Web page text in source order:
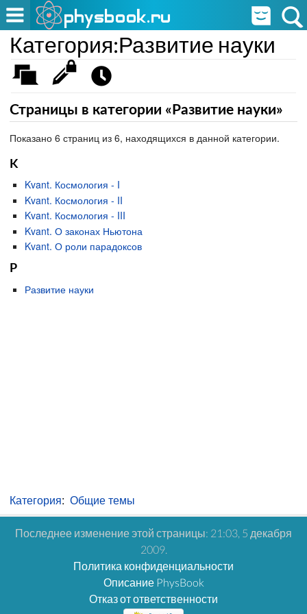
Категория:Развитие науки
Страницы в категории «Развитие науки»
Показано 6 страниц из 6, находящихся в данной категории.
K
Kvant. Космология - I
Kvant. Космология - II
Kvant. Космология - III
Kvant. О законах Ньютона
Kvant. О роли парадоксов
Р
Развитие науки
Категория: Общие темы
Последнее изменение этой страницы: 21:03, 5 декабря
2009.
Политика конфиденциальности
Описание PhysBook
Отказ от ответственности